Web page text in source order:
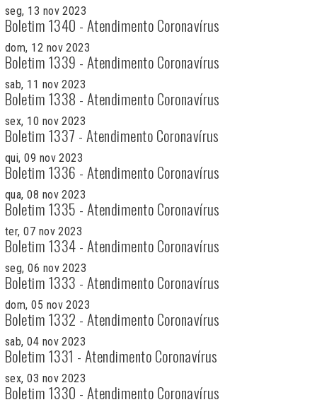
seg, 13 nov 2023
Boletim 1340 - Atendimento Coronavírus
dom, 12 nov 2023
Boletim 1339 - Atendimento Coronavírus
sab, 11 nov 2023
Boletim 1338 - Atendimento Coronavírus
sex, 10 nov 2023
Boletim 1337 - Atendimento Coronavírus
qui, 09 nov 2023
Boletim 1336 - Atendimento Coronavírus
qua, 08 nov 2023
Boletim 1335 - Atendimento Coronavírus
ter, 07 nov 2023
Boletim 1334 - Atendimento Coronavírus
seg, 06 nov 2023
Boletim 1333 - Atendimento Coronavírus
dom, 05 nov 2023
Boletim 1332 - Atendimento Coronavírus
sab, 04 nov 2023
Boletim 1331 - Atendimento Coronavírus
sex, 03 nov 2023
Boletim 1330 - Atendimento Coronavírus